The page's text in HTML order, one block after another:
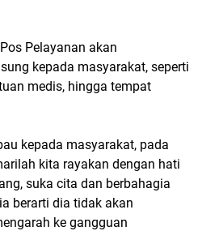
Pelayanan akan
kepada masyarakat, seperti
medis, hingga tempat
kepada masyarakat, pada
kita rayakan dengan hati
suka cita dan berbahagia
berarti dia tidak akan
ke gangguan